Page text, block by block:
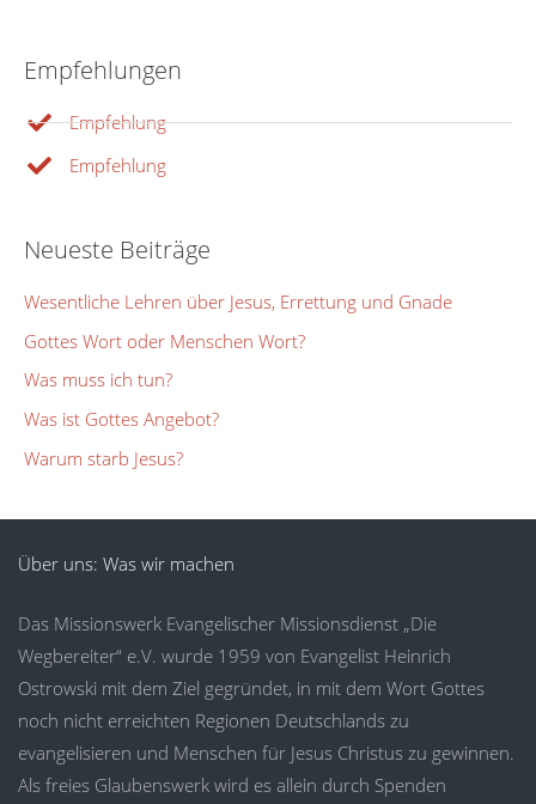
Empfehlungen
Empfehlung
Empfehlung
Neueste Beiträge
Wesentliche Lehren über Jesus, Errettung und Gnade
Gottes Wort oder Menschen Wort?
Was muss ich tun?
Was ist Gottes Angebot?
Warum starb Jesus?
Über uns: Was wir machen
Das Missionswerk Evangelischer Missionsdienst „Die
Wegbereiter“ e.V. wurde 1959 von Evangelist Heinrich
Ostrowski mit dem Ziel gegründet, in mit dem Wort Gottes
noch nicht erreichten Regionen Deutschlands zu
evangelisieren und Menschen für Jesus Christus zu gewinnen.
Als freies Glaubenswerk wird es allein durch Spenden